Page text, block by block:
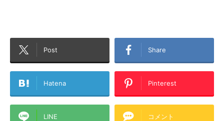
Post Share
Hatena Pinterest
LINE コメント